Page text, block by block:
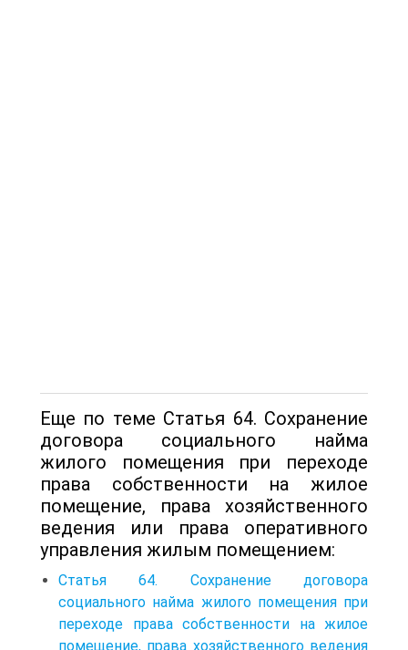
Еще по теме Статья 64. Сохранение
договора социального найма
жилого помещения при переходе
права собственности на жилое
помещение, права хозяйственного
ведения или права оперативного
управления жилым помещением:
Статья 64. Сохранение договора
социального найма жилого помещения при
переходе права собственности на жилое
помещение, права хозяйственного ведения